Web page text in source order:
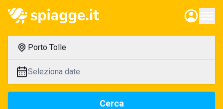
Porto Tolle
Seleziona date
Cerca